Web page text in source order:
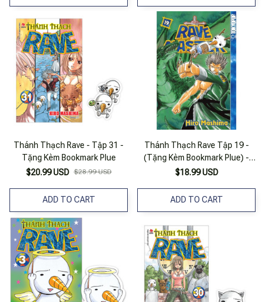
Thánh Thạch Rave - Tập 31 -
Tặng Kèm Bookmark Plue
$20.99 USD $28.99 USD
ADD TO CART
Thánh Thạch Rave Tập 19 -
(Tặng Kèm Bookmark Plue) -
Bản Quyền
$18.99 USD
ADD TO CART